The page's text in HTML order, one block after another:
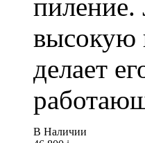
пиление.
высокую
делает
В Наличии